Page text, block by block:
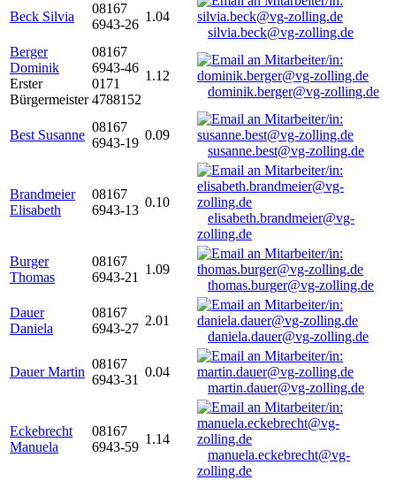
Beck Silvia
08167
6943-26
1.04
silvia.beck@vg-zolling.de
Berger
Dominik
Erster
Bürgermeister
08167
6943-46
0171
4788152
1.12
dominik.berger@vg-zolling.de
Best Susanne
08167
6943-19
0.09
susanne.best@vg-zolling.de
Brandmeier
Elisabeth
08167
6943-13
0.10
elisabeth.brandmeier@vg-
zolling.de
Burger
Thomas
08167
6943-21
1.09
thomas.burger@vg-zolling.de
Dauer
Daniela
08167
6943-27
2.01
daniela.dauer@vg-zolling.de
Dauer Martin
08167
6943-31
0.04
martin.dauer@vg-zolling.de
Eckebrecht
Manuela
08167
6943-59
1.14
manuela.eckebrecht@vg-
zolling.de